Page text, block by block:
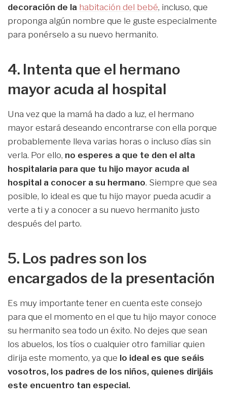
decoración de la habitación del bebé, incluso, que
proponga algún nombre que le guste especialmente
para ponérselo a su nuevo hermanito.
4. Intenta que el hermano
mayor acuda al hospital
Una vez que la mamá ha dado a luz, el hermano
mayor estará deseando encontrarse con ella porque
probablemente lleva varias horas o incluso días sin
verla. Por ello, no esperes a que te den el alta
hospitalaria para que tu hijo mayor acuda al
hospital a conocer a su hermano. Siempre que sea
posible, lo ideal es que tu hijo mayor pueda acudir a
verte a ti y a conocer a su nuevo hermanito justo
después del parto.
5. Los padres son los
encargados de la presentación
Es muy importante tener en cuenta este consejo
para que el momento en el que tu hijo mayor conoce
su hermanito sea todo un éxito. No dejes que sean
los abuelos, los tíos o cualquier otro familiar quien
dirija este momento, ya que lo ideal es que seáis
vosotros, los padres de los niños, quienes dirijáis
este encuentro tan especial.